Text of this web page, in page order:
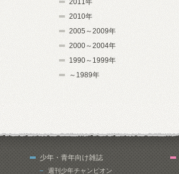
2011年
2010年
2005～2009年
2000～2004年
1990～1999年
～1989年
少年・青年向け雑誌
週刊少年チャンピオン